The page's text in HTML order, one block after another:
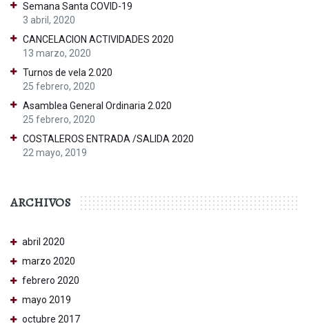
Semana Santa COVID-19
3 abril, 2020
CANCELACION ACTIVIDADES 2020
13 marzo, 2020
Turnos de vela 2.020
25 febrero, 2020
Asamblea General Ordinaria 2.020
25 febrero, 2020
COSTALEROS ENTRADA /SALIDA 2020
22 mayo, 2019
ARCHIVOS
abril 2020
marzo 2020
febrero 2020
mayo 2019
octubre 2017